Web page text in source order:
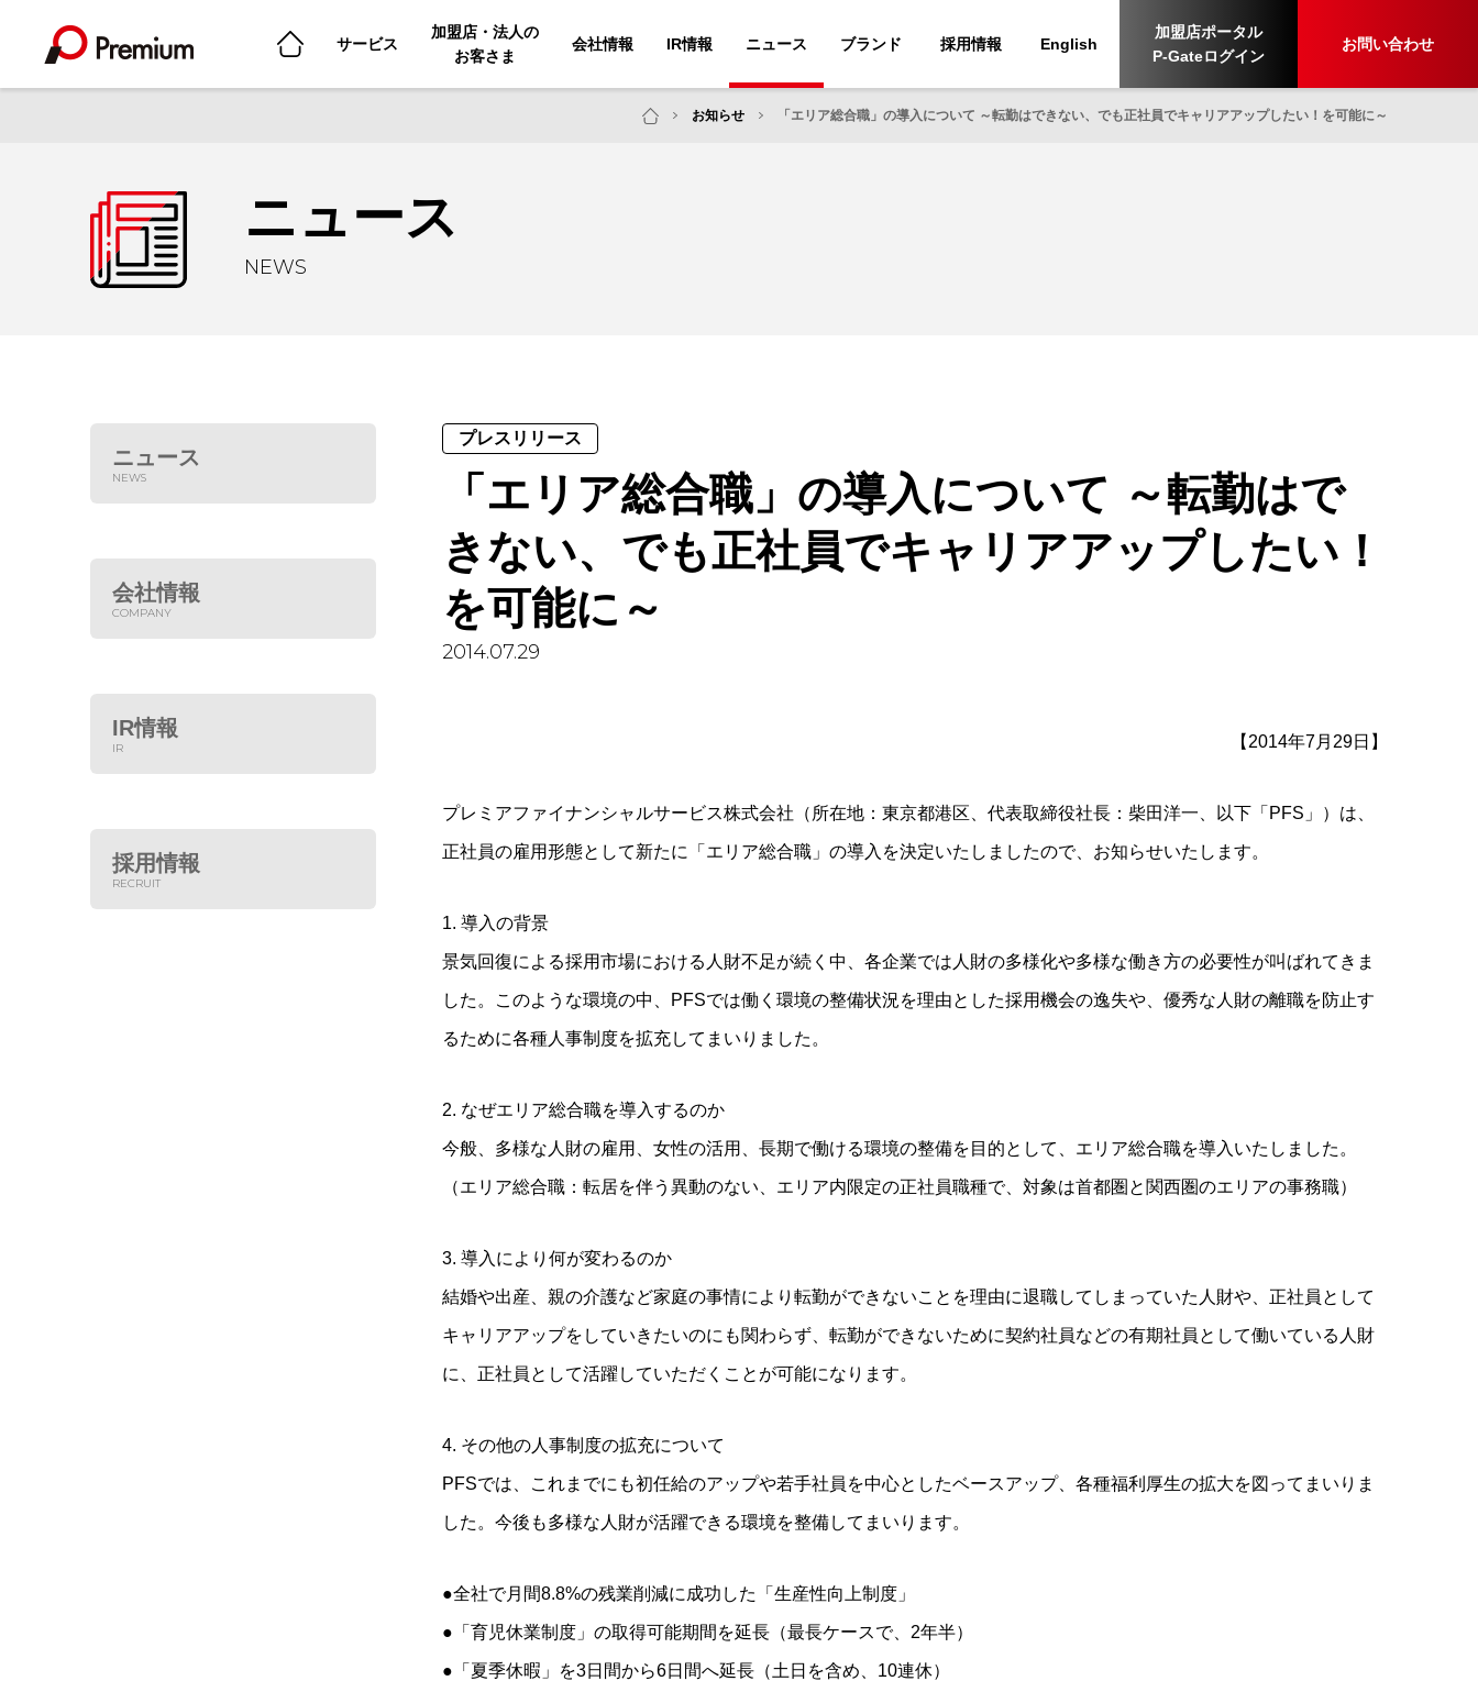
サービス
加盟店・法人の
お客さま
会社情報 IR情報 ニュース ブランド 採用情報 English
加盟店ポータル
P-Gateログイン
お問い合わせ
お知らせ 「エリア総合職」の導入について ～転勤はできない、でも正社員でキャリアアップしたい！を可能に～
ニュース
NEWS
ニュース
NEWS
会社情報
COMPANY
IR情報
IR
採用情報
RECRUIT
プレスリリース
「エリア総合職」の導入について ～転勤はで
きない、でも正社員でキャリアアップしたい！
を可能に～
2014.07.29
【2014年7月29日】
プレミアファイナンシャルサービス株式会社（所在地：東京都港区、代表取締役社長：柴田洋一、以下「PFS」）は、
正社員の雇用形態として新たに「エリア総合職」の導入を決定いたしましたので、お知らせいたします。
1. 導入の背景
景気回復による採用市場における人財不足が続く中、各企業では人財の多様化や多様な働き方の必要性が叫ばれてきま
した。このような環境の中、PFSでは働く環境の整備状況を理由とした採用機会の逸失や、優秀な人財の離職を防止す
るために各種人事制度を拡充してまいりました。
2. なぜエリア総合職を導入するのか
今般、多様な人財の雇用、女性の活用、長期で働ける環境の整備を目的として、エリア総合職を導入いたしました。
（エリア総合職：転居を伴う異動のない、エリア内限定の正社員職種で、対象は首都圏と関西圏のエリアの事務職）
3. 導入により何が変わるのか
結婚や出産、親の介護など家庭の事情により転勤ができないことを理由に退職してしまっていた人財や、正社員として
キャリアアップをしていきたいのにも関わらず、転勤ができないために契約社員などの有期社員として働いている人財
に、正社員として活躍していただくことが可能になります。
4. その他の人事制度の拡充について
PFSでは、これまでにも初任給のアップや若手社員を中心としたベースアップ、各種福利厚生の拡大を図ってまいりま
した。今後も多様な人財が活躍できる環境を整備してまいります。
●全社で月間8.8%の残業削減に成功した「生産性向上制度」
●「育児休業制度」の取得可能期間を延長（最長ケースで、2年半）
●「夏季休暇」を3日間から6日間へ延長（土日を含め、10連休）